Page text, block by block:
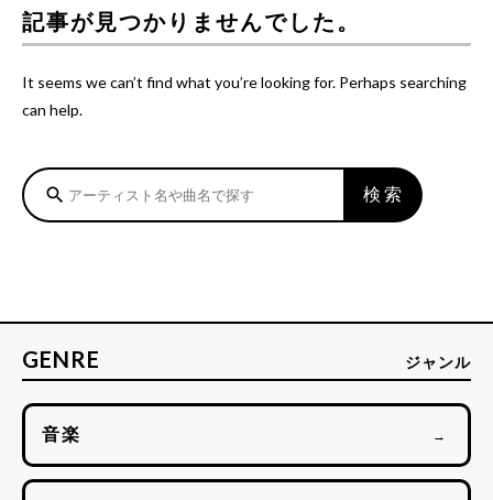
記事が見つかりませんでした。
It seems we can’t find what you’re looking for. Perhaps searching
can help.
search 検索
GENRE ジャンル
音楽 →